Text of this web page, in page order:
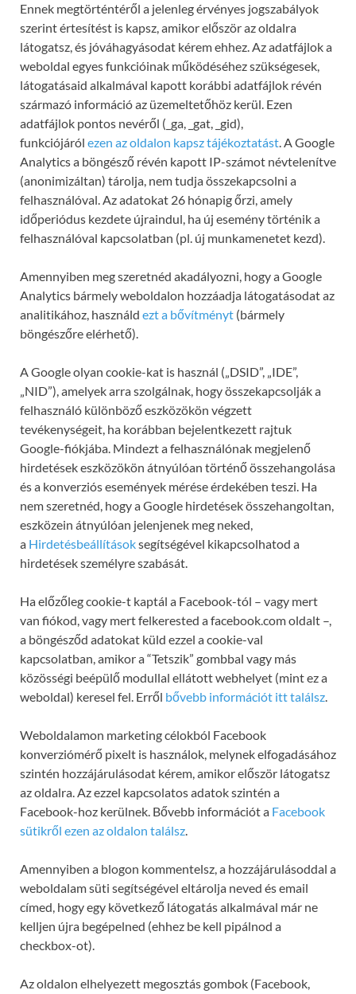
Ennek megtörténtéről a jelenleg érvényes jogszabályok
szerint értesítést is kapsz, amikor először az oldalra
látogatsz, és jóváhagyásodat kérem ehhez. Az adatfájlok a
weboldal egyes funkcióinak működéséhez szükségesek,
látogatásaid alkalmával kapott korábbi adatfájlok révén
származó információ az üzemeltetőhöz kerül. Ezen
adatfájlok pontos nevéről (_ga, _gat, _gid),
funkciójáról ezen az oldalon kapsz tájékoztatást. A Google
Analytics a böngésző révén kapott IP-számot névtelenítve
(anonimizáltan) tárolja, nem tudja összekapcsolni a
felhasználóval. Az adatokat 26 hónapig őrzi, amely
időperiódus kezdete újraindul, ha új esemény történik a
felhasználóval kapcsolatban (pl. új munkamenetet kezd).
Amennyiben meg szeretnéd akadályozni, hogy a Google
Analytics bármely weboldalon hozzáadja látogatásodat az
analitikához, használd ezt a bővítményt (bármely
böngészőre elérhető).
A Google olyan cookie-kat is használ („DSID”, „IDE”,
„NID”), amelyek arra szolgálnak, hogy összekapcsolják a
felhasználó különböző eszközökön végzett
tevékenységeit, ha korábban bejelentkezett rajtuk
Google-fiókjába. Mindezt a felhasználónak megjelenő
hirdetések eszközökön átnyúlóan történő összehangolása
és a konverziós események mérése érdekében teszi. Ha
nem szeretnéd, hogy a Google hirdetések összehangoltan,
eszközein átnyúlóan jelenjenek meg neked,
a Hirdetésbeállításoksegítségével kikapcsolhatod a
hirdetések személyre szabását.
Ha előzőleg cookie-t kaptál a Facebook-tól – vagy mert
van fiókod, vagy mert felkerested a facebook.com oldalt –,
a böngésződ adatokat küld ezzel a cookie-val
kapcsolatban, amikor a “Tetszik” gombbal vagy más
közösségi beépülő modullal ellátott webhelyet (mint ez a
weboldal) keresel fel. Erről bővebb információt itt találsz.
Weboldalamon marketing célokból Facebook
konverziómérő pixelt is használok, melynek elfogadásához
szintén hozzájárulásodat kérem, amikor először látogatsz
az oldalra. Az ezzel kapcsolatos adatok szintén a
Facebook-hoz kerülnek. Bővebb információt a Facebook
sütikről ezen az oldalon találsz.
Amennyiben a blogon kommentelsz, a hozzájárulásoddal a
weboldalam süti segítségével eltárolja neved és email
címed, hogy egy következő látogatás alkalmával már ne
kelljen újra begépelned (ehhez be kell pipálnod a
checkbox-ot).
Az oldalon elhelyezett megosztás gombok (Facebook,